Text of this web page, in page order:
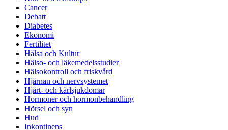
Cancer
Debatt
Diabetes
Ekonomi
Fertilitet
Hälsa och Kultur
Hälso- och läkemedelsstudier
Hälsokontroll och friskvård
Hjärnan och nervsystemet
Hjärt- och kärlsjukdomar
Hormoner och hormonbehandling
Hörsel och syn
Hud
Inkontinens